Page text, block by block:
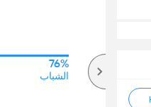
76%
الشباب